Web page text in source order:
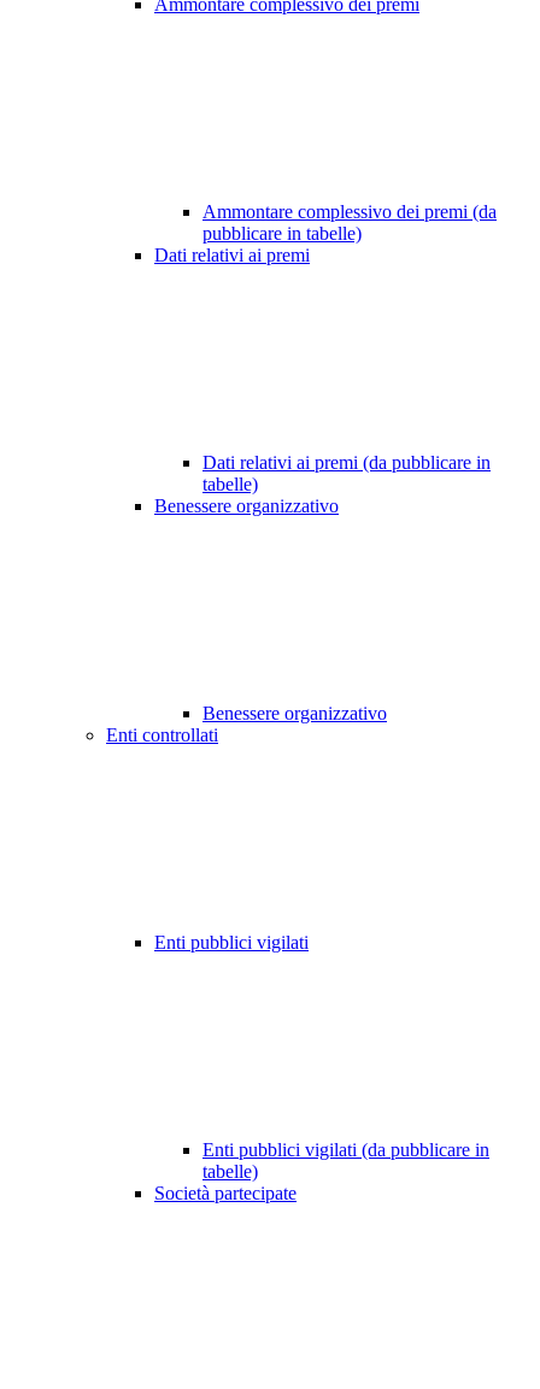
Ammontare complessivo dei premi
Ammontare complessivo dei premi (da
pubblicare in tabelle)
Dati relativi ai premi
Dati relativi ai premi (da pubblicare in
tabelle)
Benessere organizzativo
Benessere organizzativo
Enti controllati
Enti pubblici vigilati
Enti pubblici vigilati (da pubblicare in
tabelle)
Società partecipate